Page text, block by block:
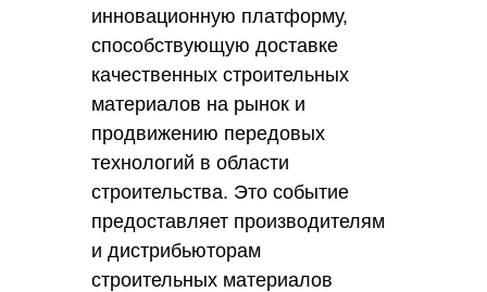
инновационную платформу,
способствующую доставке
качественных строительных
материалов на рынок и
продвижению передовых
технологий в области
строительства. Это событие
предоставляет производителям
и дистрибьюторам
строительных материалов